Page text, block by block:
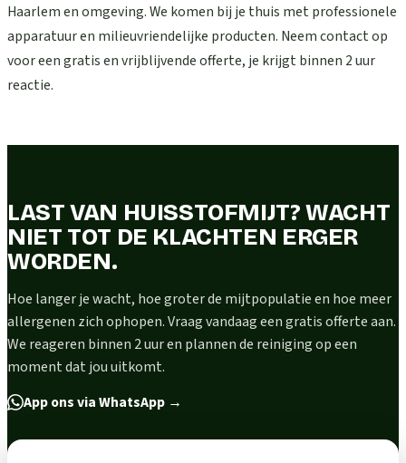
Haarlem en omgeving. We komen bij je thuis met professionele
apparatuur en milieuvriendelijke producten. Neem contact op
voor een gratis en vrijblijvende offerte, je krijgt binnen 2 uur
reactie.
LAST VAN HUISSTOFMIJT? WACHT
NIET TOT DE KLACHTEN ERGER
WORDEN.
Hoe langer je wacht, hoe groter de mijtpopulatie en hoe meer
allergenen zich ophopen. Vraag vandaag een gratis offerte aan.
We reageren binnen 2 uur en plannen de reiniging op een
moment dat jou uitkomt.
App ons via WhatsApp →